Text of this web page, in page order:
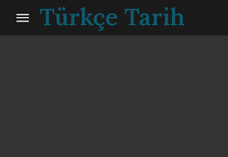
Türkçe Tarih